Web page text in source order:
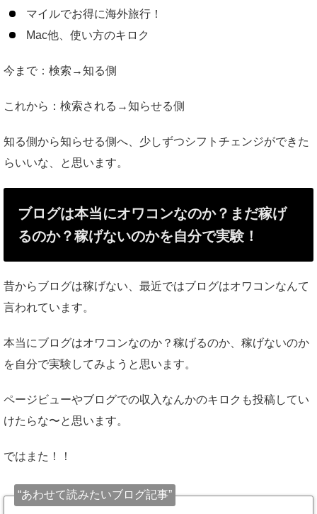
マイルでお得に海外旅行！
Mac他、使い方のキロク
今まで：検索→知る側
これから：検索される→知らせる側
知る側から知らせる側へ、少しずつシフトチェンジができた
らいいな、と思います。
ブログは本当にオワコンなのか？まだ稼げ
るのか？稼げないのかを自分で実験！
昔からブログは稼げない、最近ではブログはオワコンなんて
言われています。
本当にブログはオワコンなのか？稼げるのか、稼げないのか
を自分で実験してみようと思います。
ページビューやブログでの収入なんかのキロクも投稿してい
けたらな〜と思います。
ではまた！！
“あわせて読みたいブログ記事”